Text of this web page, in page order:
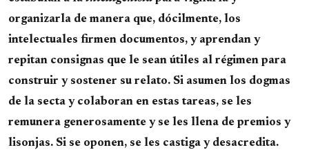
organizarla de manera que, dócilmente, los
intelectuales firmen documentos, y aprendan y
repitan consignas que le sean útiles al régimen para
construir y sostener su relato. Si asumen los dogmas
de la secta y colaboran en estas tareas, se les
remunera generosamente y se les llena de premios y
lisonjas. Si se oponen, se les castiga y desacredita.